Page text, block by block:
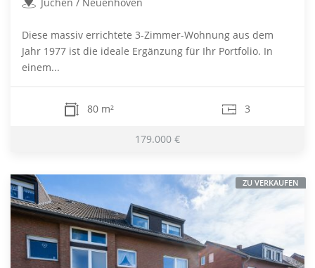
Diese massiv errichtete 3-Zimmer-Wohnung aus dem
Jahr 1977 ist die ideale Ergänzung für Ihr Portfolio. In
einem...
80 m² 3
179.000 €
ZU VERKAUFEN